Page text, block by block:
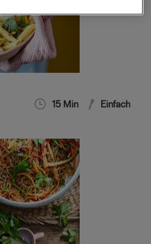
15 Min Einfach